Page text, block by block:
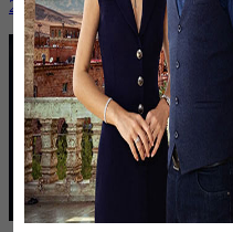
26 января, 19:36